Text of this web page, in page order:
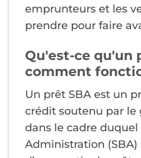
emprunteurs et les
prendre pour faire
Qu'est-ce qu'un
comment
Un prêt SBA est un
crédit soutenu par le
dans le cadre
Administration